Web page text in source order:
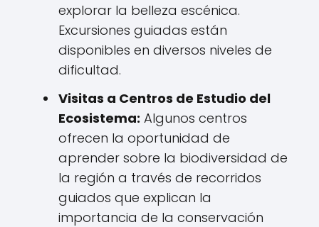
explorar la belleza escénica.
Excursiones guiadas están
disponibles en diversos niveles de
dificultad.
Visitas a Centros de Estudio del
Ecosistema: Algunos centros
ofrecen la oportunidad de
aprender sobre la biodiversidad de
la región a través de recorridos
guiados que explican la
importancia de la conservación